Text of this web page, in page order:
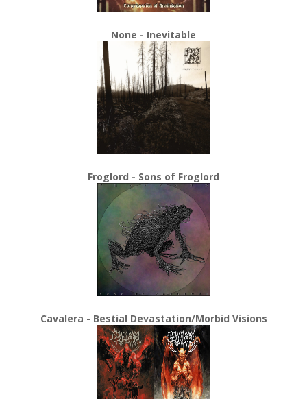
None - Inevitable
Froglord - Sons of Froglord
Cavalera - Bestial Devastation/Morbid Visions